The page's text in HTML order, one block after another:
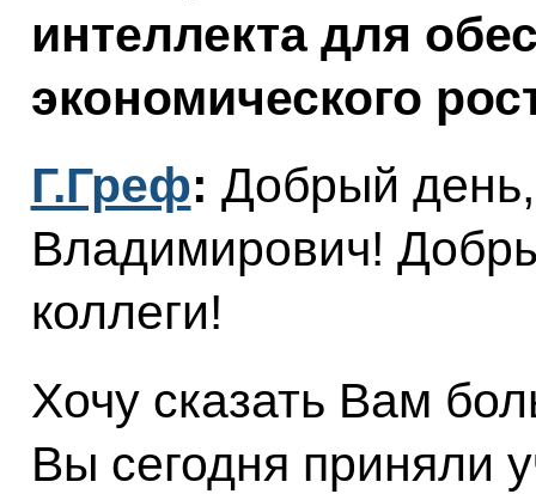
интеллекта для
экономического
Г.Греф: Добрый
Владимирович!
коллеги!
Хочу сказать Вам
Вы сегодня приняли